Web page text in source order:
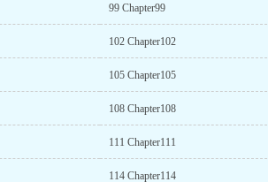
99 Chapter99
102 Chapter102
105 Chapter105
108 Chapter108
111 Chapter111
114 Chapter114